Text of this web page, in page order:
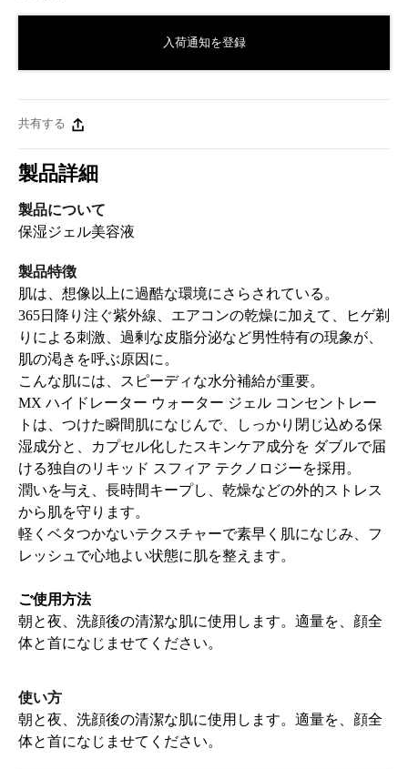
入荷通知を登録
共有する
製品詳細
製品について
保湿ジェル美容液
製品特徴
肌は、想像以上に過酷な環境にさらされている。
365日降り注ぐ紫外線、エアコンの乾燥に加えて、ヒゲ剃
りによる刺激、過剰な皮脂分泌など男性特有の現象が、
肌の渇きを呼ぶ原因に。
こんな肌には、スピーディな水分補給が重要。
MX ハイドレーター ウォーター ジェル コンセントレー
トは、つけた瞬間肌になじんで、しっかり閉じ込める保
湿成分と、カプセル化したスキンケア成分を ダブルで届
ける独自のリキッド スフィア テクノロジーを採用。
潤いを与え、長時間キープし、乾燥などの外的ストレス
から肌を守ります。
軽くベタつかないテクスチャーで素早く肌になじみ、フ
レッシュで心地よい状態に肌を整えます。
ご使用方法
朝と夜、洗顔後の清潔な肌に使用します。適量を、顔全
体と首になじませてください。
使い方
朝と夜、洗顔後の清潔な肌に使用します。適量を、顔全
体と首になじませてください。